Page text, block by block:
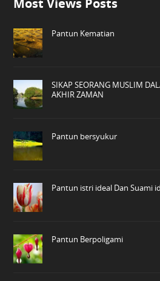
Pantun Kematian
SIKAP SEORANG MUSLIM
AKHIR ZAMAN
Pantun bersyukur
Pantun istri ideal Dan Suami
Pantun Berpoligami